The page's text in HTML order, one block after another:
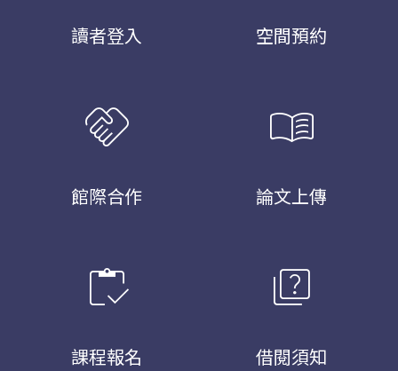
讀者登入 空間預約
handshake
館際合作
menu_book
論文上傳
inventory
課程報名
quiz
借閱須知